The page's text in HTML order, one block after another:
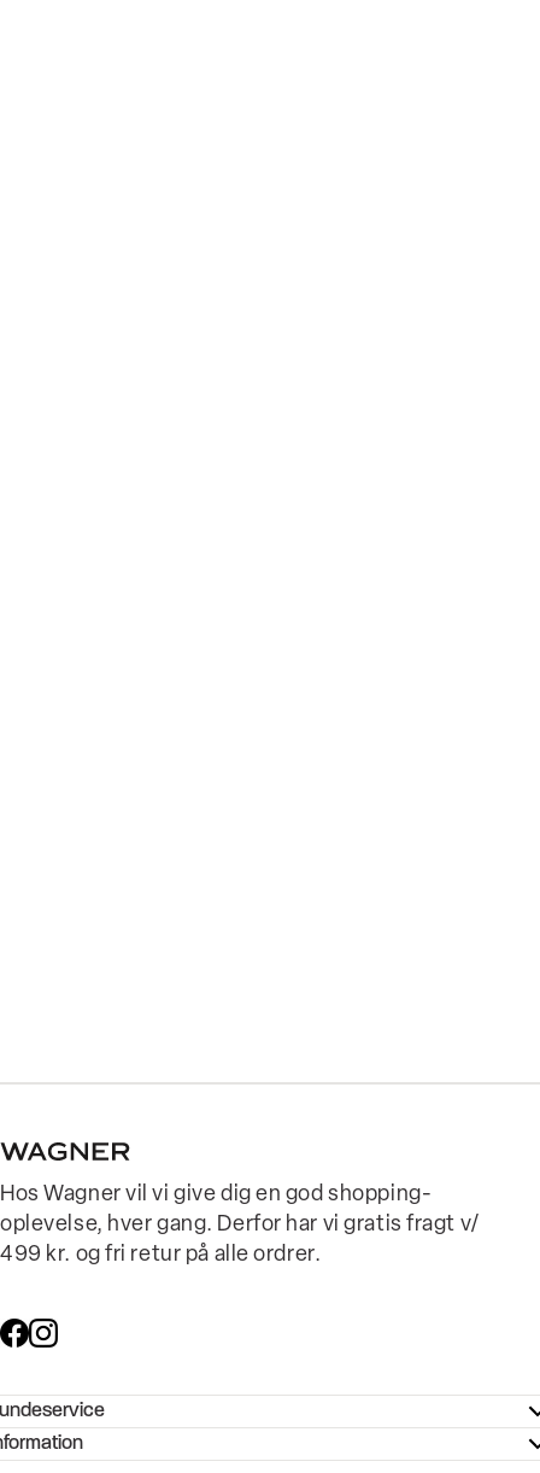
Hos Wagner vil vi give dig en god shopping-
oplevelse, hver gang. Derfor har vi gratis fragt v/
499 kr. og fri retur på alle ordrer.
- Hjælpecenter